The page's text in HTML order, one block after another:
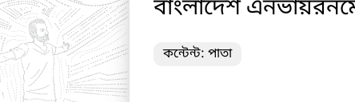
বাংলাদেশ
কন্টেন্ট: পাতা